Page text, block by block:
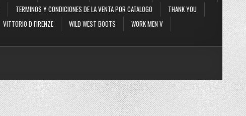
TERMINOS Y CONDICIONES DE LA VENTA POR CATALOGO
THANK YOU
VITTORIO D FIRENZE WILD WEST BOOTS
WORK MEN V